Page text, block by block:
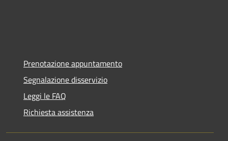
Prenotazione appuntamento
Segnalazione disservizio
Leggi le FAQ
Richiesta assistenza